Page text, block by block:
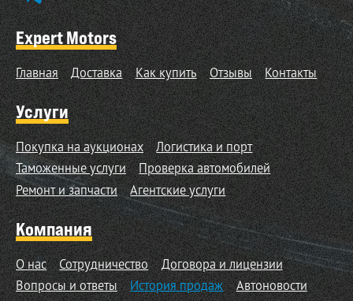
Expert Motors
Главная Доставка Как купить Отзывы Контакты
Услуги
Покупка на аукционах
Логистика и порт
Таможенные услуги
Проверка автомобилей
Ремонт и запчасти
Агентские услуги
Компания
О нас Сотрудничество
Договора и лицензии
Вопросы и ответы
История продаж Автоновости